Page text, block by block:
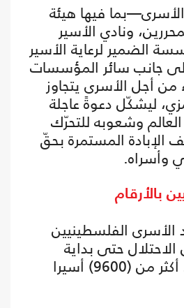
فيها هيئة
ونادي الأسير
الضمير لرعاية الأسير
جانب سائر المؤسسات
من أجل الأسرى يتجاوز
ليشكّل دعوةً عاجلة
وشعوبه للتحرّك
الإبادة المستمرة بحقّ
وأسراه.
بالأرقام
الأسرى الفلسطينيين
حتى بداية
نيسان/أبريل 2026 أكثر من (9600) أسيرا